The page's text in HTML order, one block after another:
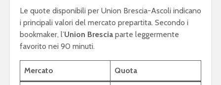
Le quote disponibili per Union Brescia-Ascoli indicano
i principali valori del mercato prepartita. Secondo i
bookmaker, l’Union Brescia parte leggermente
favorito nei 90 minuti.
Mercato Quota